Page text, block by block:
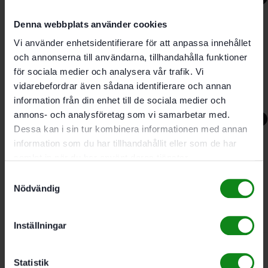
Denna webbplats använder cookies
Vi använder enhetsidentifierare för att anpassa innehållet
och annonserna till användarna, tillhandahålla funktioner
för sociala medier och analysera vår trafik. Vi
vidarebefordrar även sådana identifierare och annan
information från din enhet till de sociala medier och
annons- och analysföretag som vi samarbetar med.
Dessa kan i sin tur kombinera informationen med annan
information som du har tillhandahållit eller som de har
Nödvändig
Inställningar
Statistik
Festool Laddpaket SYS
18V 4×4,0/TCL 6 DUO
7154kr 6390kr
-9%
18V 2×4,0/TCL 6 DUO
4387kr3990